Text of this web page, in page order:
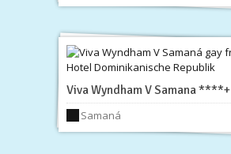
Viva Wyndham V Samana ****+
Samaná